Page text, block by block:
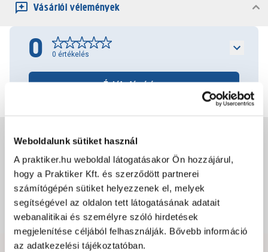
Weboldalunk sütiket használ
A praktiker.hu weboldal látogatásakor Ön hozzájárul,
hogy a Praktiker Kft. és szerződött partnerei
számítógépén sütiket helyezzenek el, melyek
segítségével az oldalon tett látogatásának adatait
webanalitikai és személyre szóló hirdetések
megjelenítése céljából felhasználják. Bővebb információ
az adatkezelési tájékoztatóban.
Vásárlói vélemények
0 0 értékelés
Értékelés írása
Jótállás, szavatosság
Csomagolási és súly információk
Dokumentumok, felelős személy